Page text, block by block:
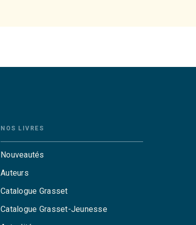
NOS LIVRES
Nouveautés
Auteurs
Catalogue Grasset
Catalogue Grasset-Jeunesse